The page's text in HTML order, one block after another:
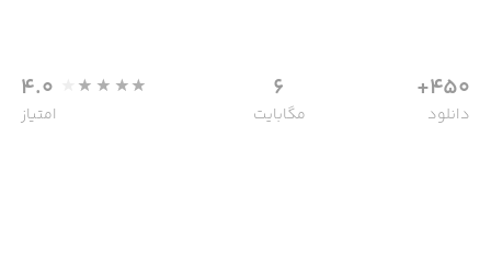
450+
دانلود
6
مگابایت
4.0
امتیاز